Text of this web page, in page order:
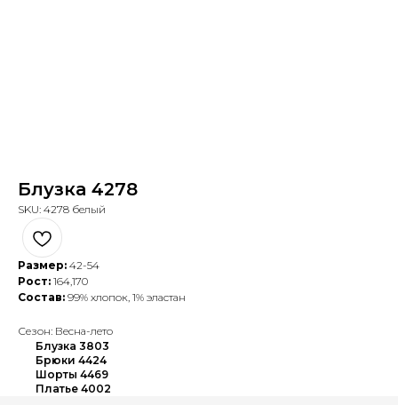
Блузка 4278
SKU: 4278 белый
Размер: 42-54
Рост: 164,170
Состав: 99% хлопок, 1% эластан
Сезон: Весна-лето
Блузка 3803
Брюки 4424
Шорты 4469
Платье 4002